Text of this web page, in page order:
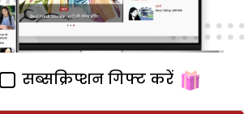
सब्सक्रिप्शन गिफ्ट करें